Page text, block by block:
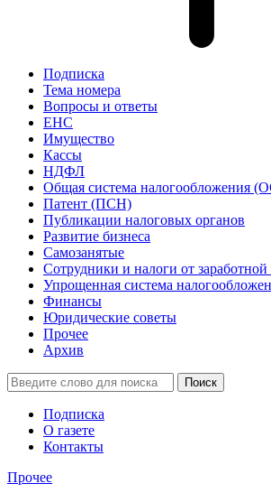
Подписка
Тема номера
Вопросы и ответы
ЕНС
Имущество
Кассы
НДФЛ
Общая система налогообложения
Патент (ПСН)
Публикации налоговых органов
Развитие бизнеса
Самозанятые
Сотрудники и налоги от
Упрощенная система
Финансы
Юридические советы
Прочее
Архив
Подписка
О газете
Контакты
Прочее